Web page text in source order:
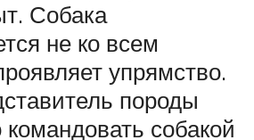
Собака
не ко всем
упрямство.
породы
командовать собакой